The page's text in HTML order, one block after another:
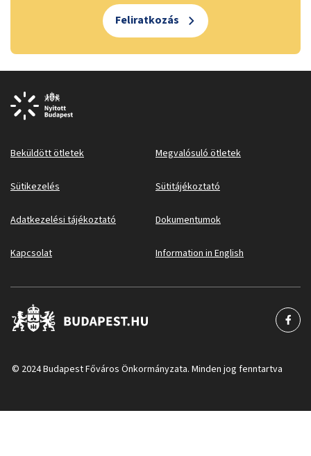
Feliratkozás
Beküldött ötletek Megvalósuló ötletek
Sütikezelés Sütitájékoztató
Adatkezelési tájékoztató Dokumentumok
Kapcsolat Information in English
© 2024 Budapest Főváros Önkormányzata. Minden jog fenntartva